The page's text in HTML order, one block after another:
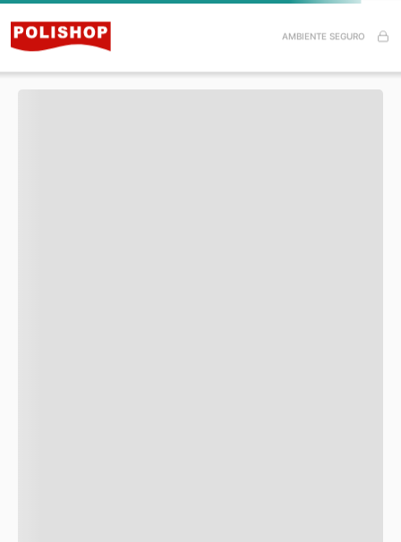
AMBIENTE SEGURO
Especificações do Produto
Itens inclusos